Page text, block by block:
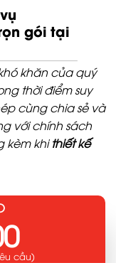
gói tại
khăn của quý
thời điểm suy
cùng chia sẻ và
với chính sách
kèm khithiết kế
cầu)